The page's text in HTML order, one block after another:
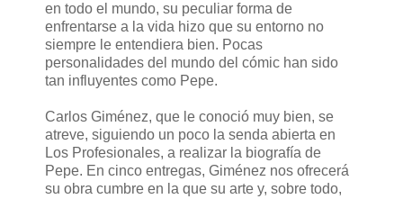
en todo el mundo, su peculiar forma de
enfrentarse a la vida hizo que su entorno no
siempre le entendiera bien. Pocas
personalidades del mundo del cómic han sido
tan influyentes como Pepe.
Carlos Giménez, que le conoció muy bien, se
atreve, siguiendo un poco la senda abierta en
Los Profesionales, a realizar la biografía de
Pepe. En cinco entregas, Giménez nos ofrecerá
su obra cumbre en la que su arte y, sobre todo,